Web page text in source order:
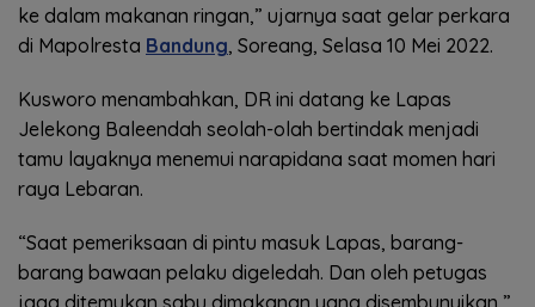
ke dalam makanan ringan,” ujarnya saat gelar perkara
di Mapolresta Bandung, Soreang, Selasa 10 Mei 2022.
Kusworo menambahkan, DR ini datang ke Lapas
Jelekong Baleendah seolah-olah bertindak menjadi
tamu layaknya menemui narapidana saat momen hari
raya Lebaran.
“Saat pemeriksaan di pintu masuk Lapas, barang-
barang bawaan pelaku digeledah. Dan oleh petugas